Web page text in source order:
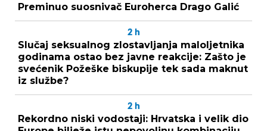
Preminuo suosnivač Euroherca Drago Galić
2 h
Slučaj seksualnog zlostavljanja maloljetnika
godinama ostao bez javne reakcije: Zašto je
svećenik Požeške biskupije tek sada maknut
iz službe?
2 h
Rekordno niski vodostaji: Hrvatska i velik dio